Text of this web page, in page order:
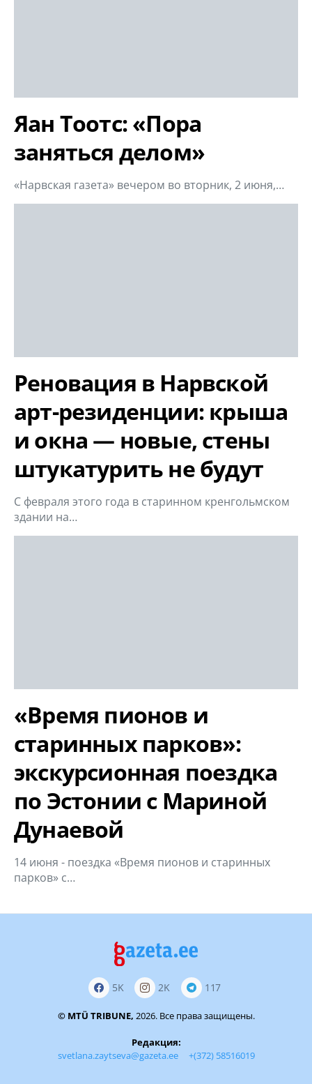
Яан Тоотс: «Пора
заняться делом»
«Нарвская газета» вечером во вторник, 2 июня,…
Реновация в Нарвской
арт-резиденции: крыша
и окна — новые, стены
штукатурить не будут
С февраля этого года в старинном кренгольмском
здании на…
«Время пионов и
старинных парков»:
экскурсионная поездка
по Эстонии с Мариной
Дунаевой
14 июня - поездка «Время пионов и старинных
парков» с…
5K 2K 117
© MTÜ TRIBUNE, 2026. Все права защищены.
Редакция:
svetlana.zaytseva@gazeta.ee
+(372) 58516019